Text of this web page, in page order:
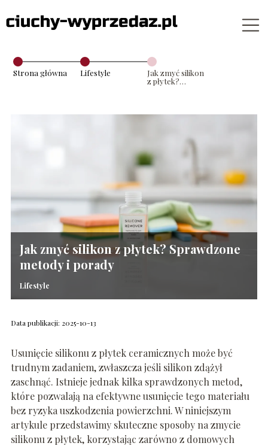
Strona główna Lifestyle
Jak zmyć silikon
z płytek?
Jak zmyć silikon z płytek? Sprawdzone
metody i porady
Lifestyle
Data publikacji: 2025-10-13
Usunięcie silikonu z płytek ceramicznych może być
trudnym zadaniem, zwłaszcza jeśli silikon zdążył
zaschnąć. Istnieje jednak kilka sprawdzonych metod,
które pozwalają na efektywne usunięcie tego materiału
bez ryzyka uszkodzenia powierzchni. W niniejszym
artykule przedstawimy skuteczne sposoby na zmycie
silikonu z płytek, korzystając zarówno z domowych